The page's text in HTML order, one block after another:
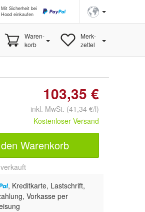
Mit Sicherheit bei
Hood einkaufen
Waren-
korb
Merk-
zettel
103,35 €
inkl. MwSt. (41,34 €/l)
Kostenloser Versand
Warenkorb
verkauft
, Kreditkarte, Lastschrift,
Vorkasse per